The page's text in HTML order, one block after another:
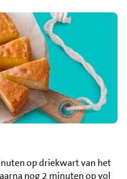
op driekwart van het
nog 2 minuten op vol